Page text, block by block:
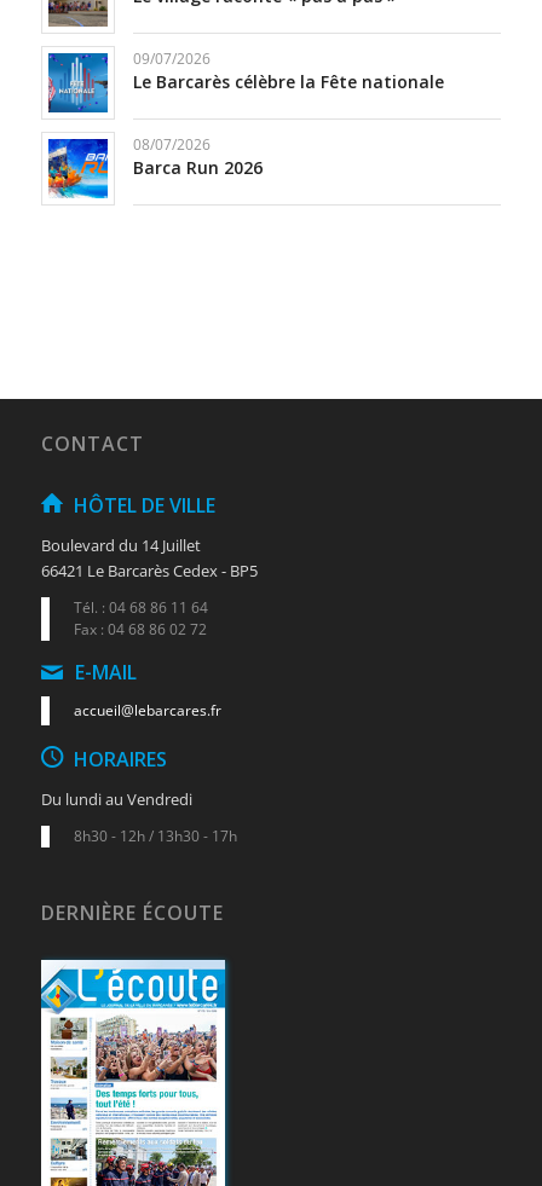
09/07/2026
Le Barcarès célèbre la Fête nationale
08/07/2026
Barca Run 2026
CONTACT
HÔTEL DE VILLE
Boulevard du 14 Juillet
66421 Le Barcarès Cedex - BP5
Tél. : 04 68 86 11 64
Fax : 04 68 86 02 72
E-MAIL
accueil@lebarcares.fr
HORAIRES
Du lundi au Vendredi
8h30 - 12h / 13h30 - 17h
DERNIÈRE ÉCOUTE